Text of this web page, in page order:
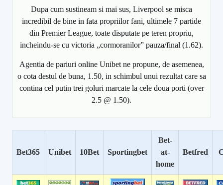
Dupa cum sustineam si mai sus, Liverpool se misca
incredibil de bine in fata propriilor fani, ultimele 7 partide
din Premier League, toate disputate pe teren propriu,
incheindu-se cu victoria „cormoranilor” pauza/final (1.62).
Agentia de pariuri online Unibet ne propune, de asemenea,
o cota destul de buna, 1.50, in schimbul unui rezultat care sa
contina cel putin trei goluri marcate la cele doua porti (over
2.5 @ 1.50).
Bet365 Unibet 10Bet Sportingbet
Bet-
at-
home
Betfred